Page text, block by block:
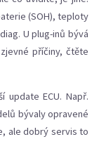
(SOH), teploty
U plug-inů bývá
příčiny, čtěte
update ECU. Např.
bývaly opravené
ale dobrý servis to